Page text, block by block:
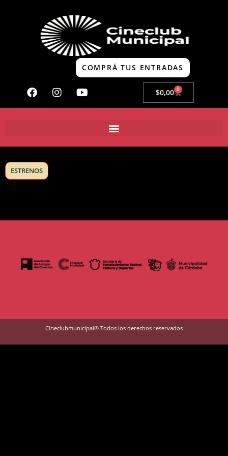
COMPRÁ TUS ENTRADAS
$0,00 0
ESTRENOS
Cineclubmunicipal® Todos los derechos reservados